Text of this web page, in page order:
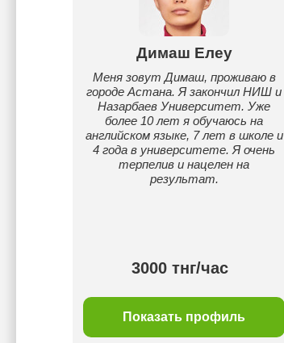
Димаш Елеу
Меня зовут Димаш, проживаю в
городе Астана. Я закончил НИШ и
Назарбаев Университет. Уже
более 10 лет я обучаюсь на
английском языке, 7 лет в школе и
4 года в университете. Я очень
терпелив и нацелен на
результат.
3000 тнг/час
Показать профиль